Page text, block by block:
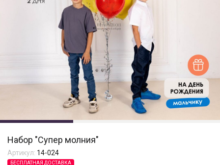
Набор "Супер молния"
Артикул: 14-024
БЕСПЛАТНАЯ ДОСТАВКА